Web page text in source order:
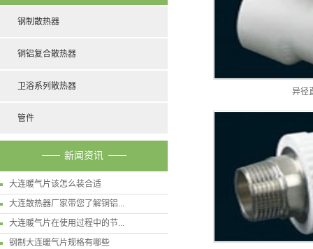
钢制散热器
铜铝复合散热器
卫浴系列散热器
管件
新闻资讯
大连暖气片该怎么装合适
大连散热器厂家带您了解铜铝...
大连暖气片在使用过程中的节...
钢制大连暖气片规格有哪些
异径